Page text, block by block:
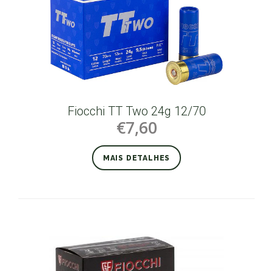
Fiocchi TT Two 24g 12/70
€7,60
MAIS DETALHES